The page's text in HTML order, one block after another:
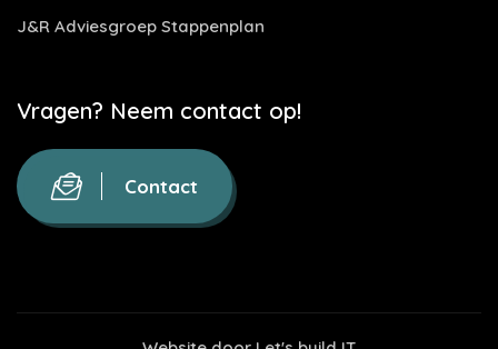
J&R Adviesgroep Stappenplan
Vragen? Neem contact op!
Contact